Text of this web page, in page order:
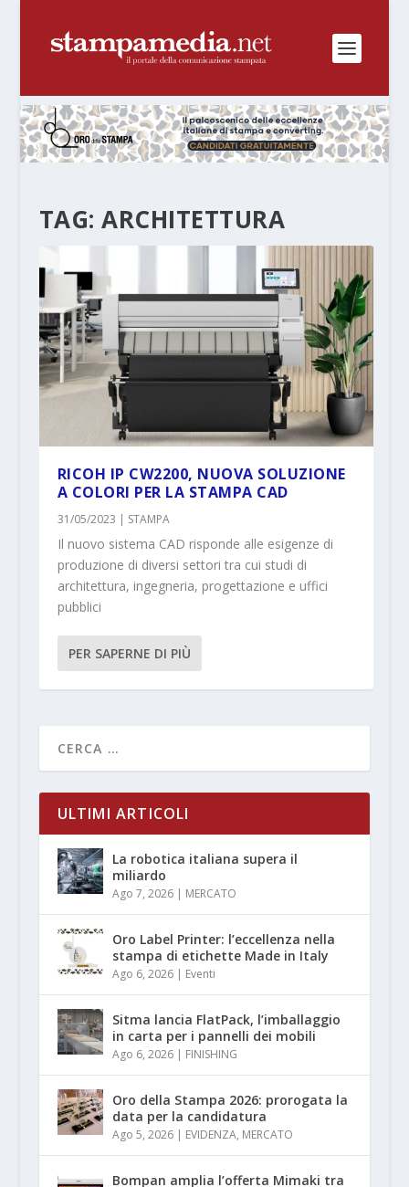
TAG:ARCHITETTURA
RICOH IP CW2200, NUOVA SOLUZIONE
A COLORI PER LA STAMPA CAD
31/05/2023 | STAMPA
Il nuovo sistema CAD risponde alle esigenze di
produzione di diversi settori tra cui studi di
architettura, ingegneria, progettazione e uffici
pubblici
PER SAPERNE DI PIÙ
ULTIMI ARTICOLI
La robotica italiana supera il
miliardo
Ago 7, 2026| MERCATO
Oro Label Printer: l’eccellenza nella
stampa di etichette Made in Italy
Ago 6, 2026| Eventi
Sitma lancia FlatPack, l’imballaggio
in carta per i pannelli dei mobili
Ago 6, 2026| FINISHING
Oro della Stampa 2026: prorogata la
data per la candidatura
Ago 5, 2026| EVIDENZA, MERCATO
Bompan amplia l’offerta Mimaki tra